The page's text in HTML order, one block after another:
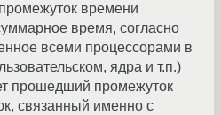
времени
время, согласно
всеми процессорами в
ядра и т.п.)
прошедший промежуток
связанный именно с